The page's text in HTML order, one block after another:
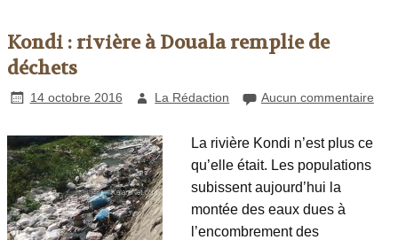
Kondi : rivière à Douala remplie de
déchets
14 octobre 2016 La Rédaction Aucun commentaire
La rivière Kondi n’est plus ce
qu’elle était. Les populations
subissent aujourd’hui la
montée des eaux dues à
l’encombrement des